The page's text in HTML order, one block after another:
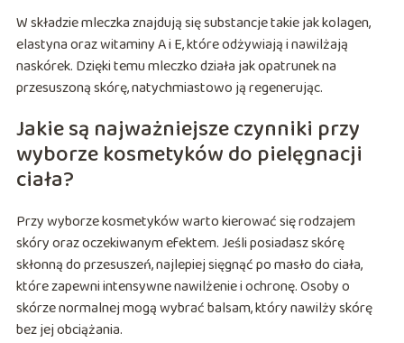
W składzie mleczka znajdują się substancje takie jak kolagen,
elastyna oraz witaminy A i E, które odżywiają i nawilżają
naskórek. Dzięki temu mleczko działa jak opatrunek na
przesuszoną skórę, natychmiastowo ją regenerując.
Jakie są najważniejsze czynniki przy
wyborze kosmetyków do pielęgnacji
ciała?
Przy wyborze kosmetyków warto kierować się rodzajem
skóry oraz oczekiwanym efektem. Jeśli posiadasz skórę
skłonną do przesuszeń, najlepiej sięgnąć po masło do ciała,
które zapewni intensywne nawilżenie i ochronę. Osoby o
skórze normalnej mogą wybrać balsam, który nawilży skórę
bez jej obciążania.